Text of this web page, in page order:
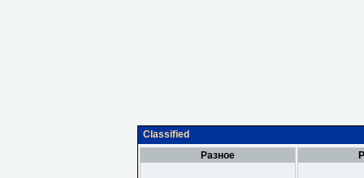
Classified
Разное